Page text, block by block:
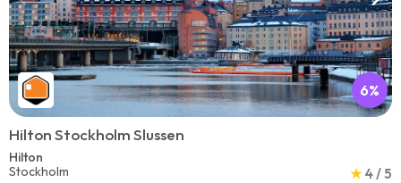
6%
Hilton Stockholm Slussen
Hilton
Stockholm
★ 4 / 5